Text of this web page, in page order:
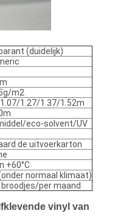
(duidelijk)
m2
1.27/1.37/1.52m
eco-solvent/UV
de uitvoerkarton
+60°C
normaal klimaat)
per maand
vinyl van